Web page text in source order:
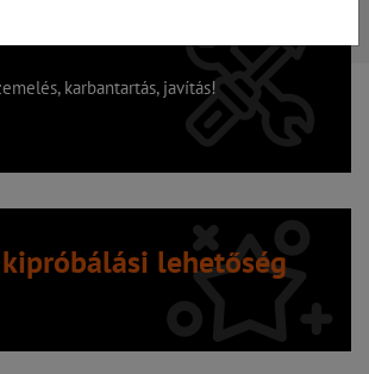
karbantartás, javítás!
lehetőség